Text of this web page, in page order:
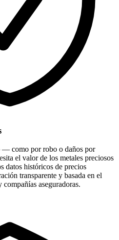
— como por robo o daños por
el valor de los metales preciosos
datos históricos de precios
transparente y basada en el
aseguradoras.